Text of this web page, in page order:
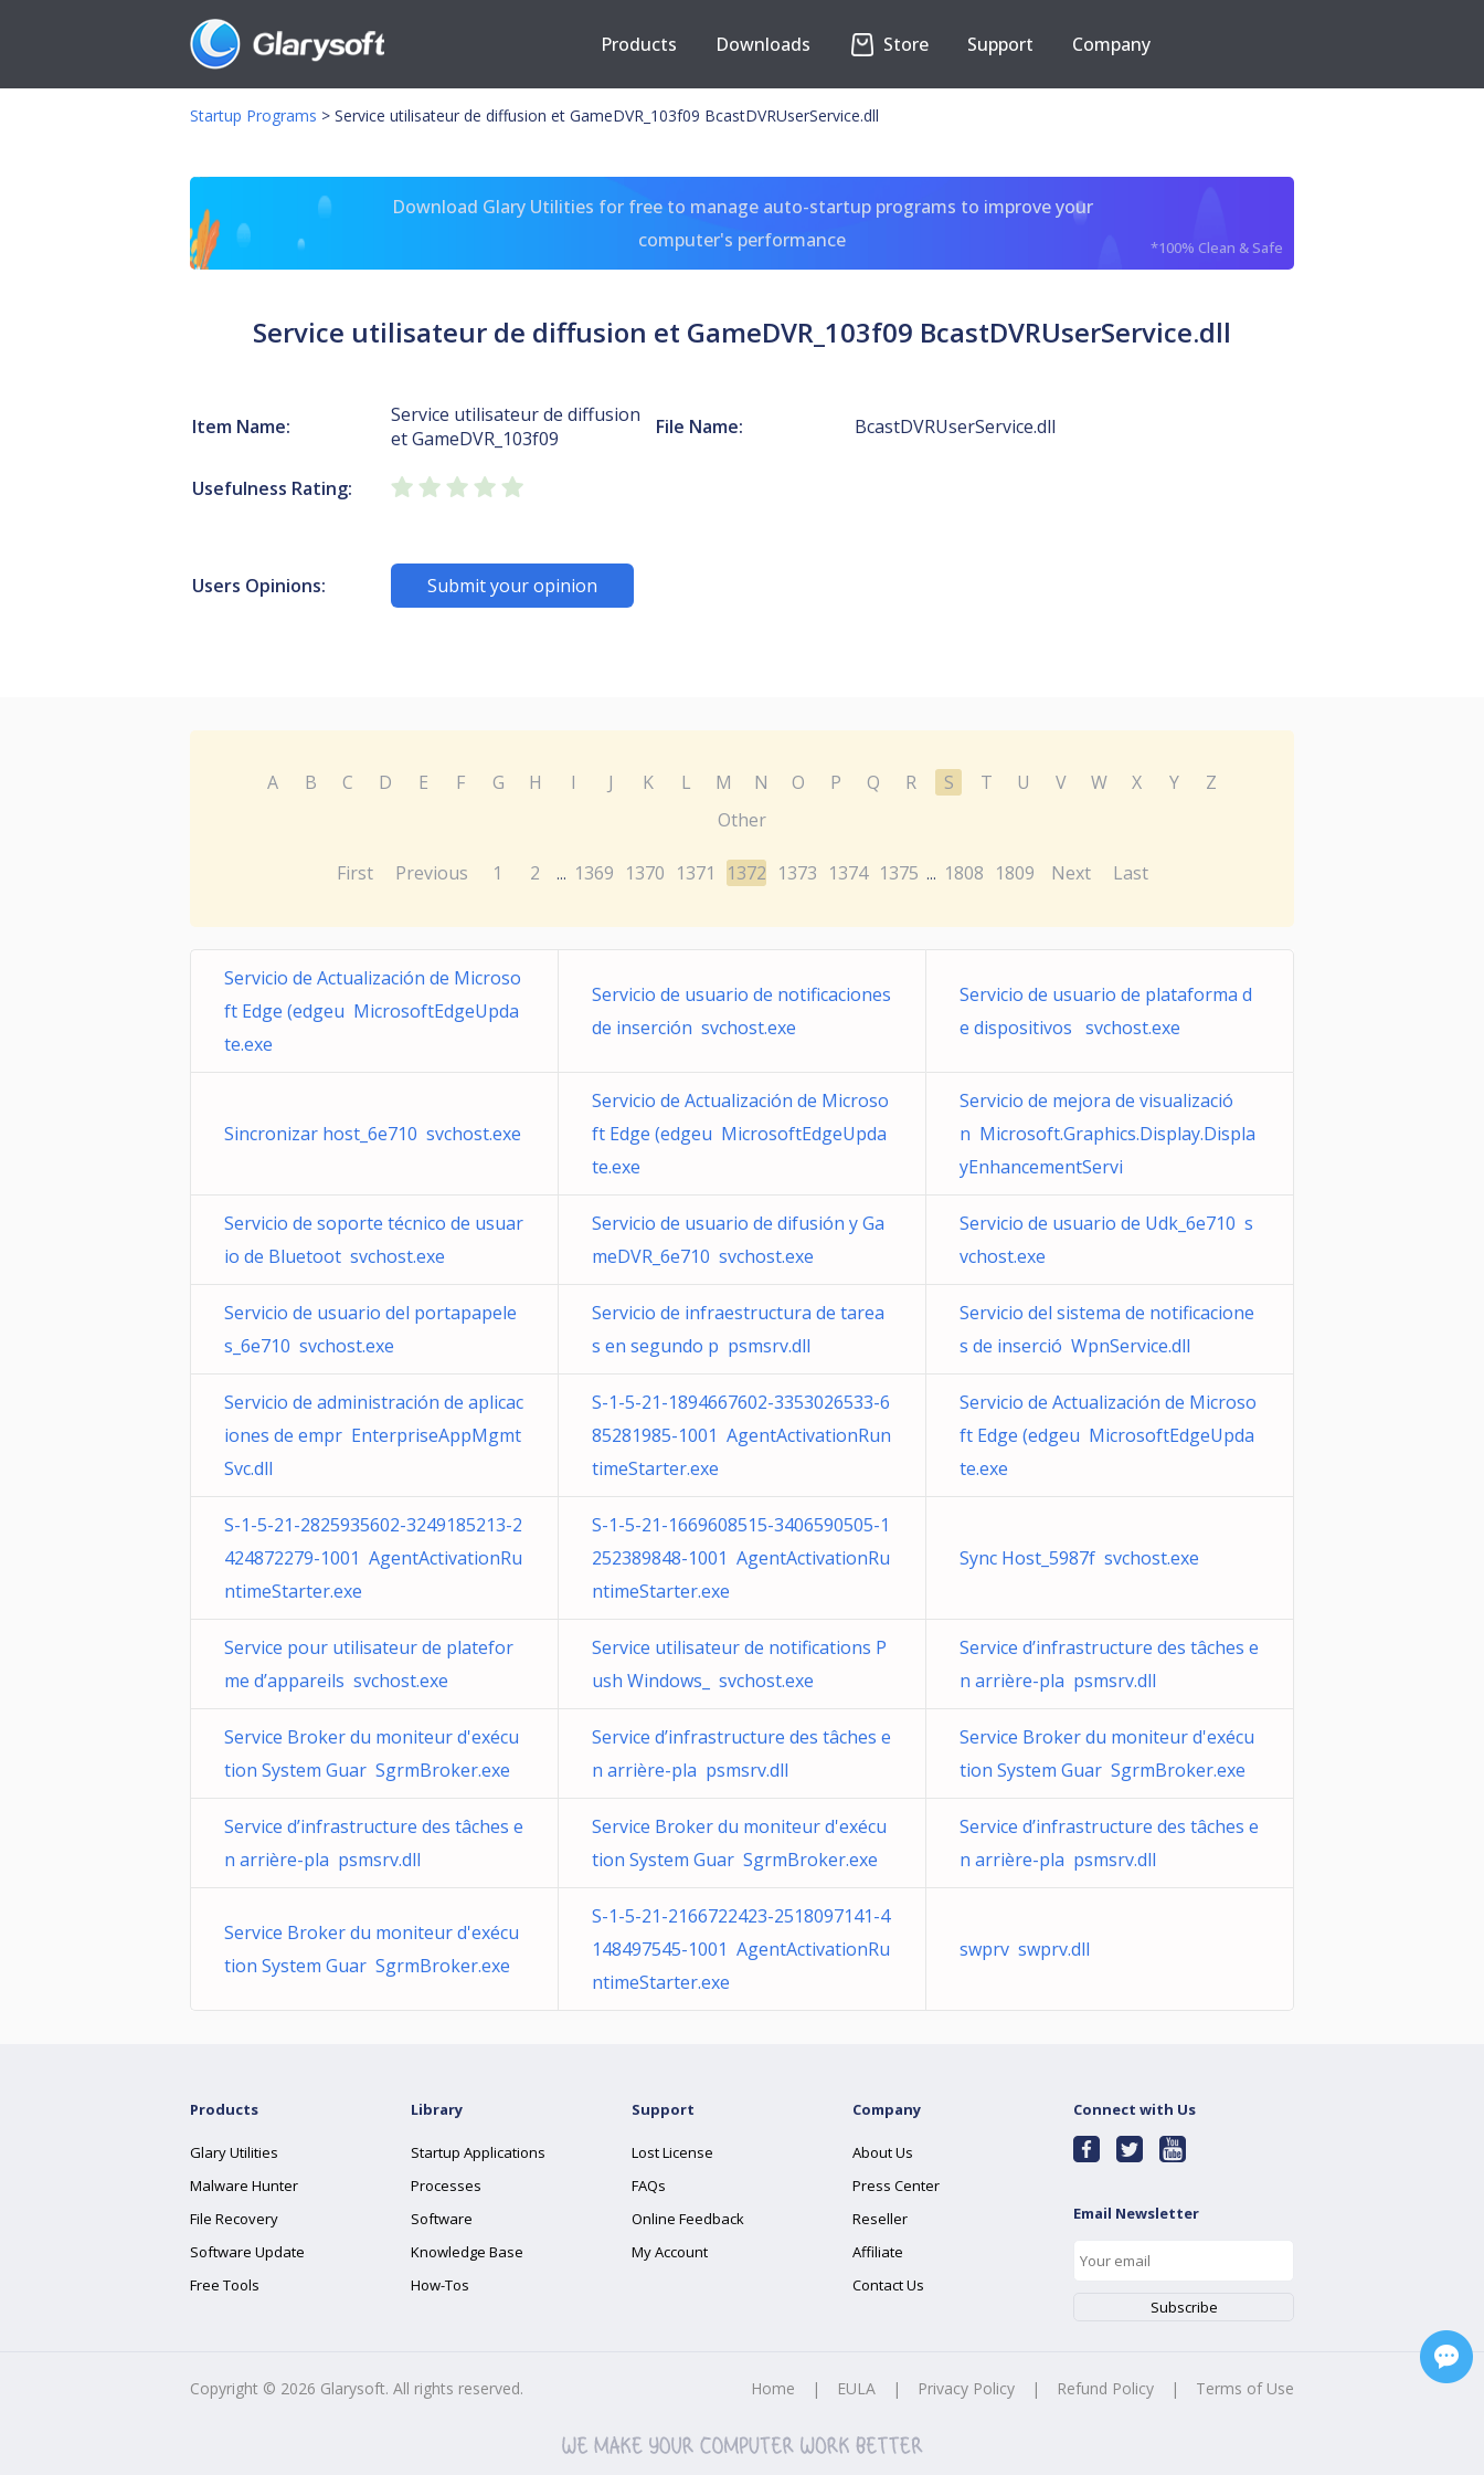
Products Downloads Store Support Company
Startup Programs > Service utilisateur de diffusion et GameDVR_103f09 BcastDVRUserService.dll
Download Glary Utilities for free to manage auto-startup programs to improve your
computer's performance
*100% Clean & Safe
Service utilisateur de diffusion et GameDVR_103f09 BcastDVRUserService.dll
Item Name:
Service utilisateur de diffusion
et GameDVR_103f09
File Name: BcastDVRUserService.dll
Usefulness Rating:
Users Opinions: Submit your opinion
A B C D E F G H I J K L M N O P Q R S T U V W X Y
Z
Other
First Previous 1 2 ... 1369 1370 1371 1372 1373 1374 1375 ... 1808 1809 Next Last
Servicio de Actualización de Microso
ft Edge (edgeu MicrosoftEdgeUpda
te.exe
Servicio de usuario de notificaciones
de inserción svchost.exe
Servicio de usuario de plataforma d
e dispositivos svchost.exe
Sincronizar host_6e710 svchost.exe
Servicio de Actualización de Microso
ft Edge (edgeu MicrosoftEdgeUpda
te.exe
Servicio de mejora de visualizació
n Microsoft.Graphics.Display.Displa
yEnhancementServi
Servicio de soporte técnico de usuar
io de Bluetoot svchost.exe
Servicio de usuario de difusión y Ga
meDVR_6e710 svchost.exe
Servicio de usuario de Udk_6e710 s
vchost.exe
Servicio de usuario del portapapele
s_6e710 svchost.exe
Servicio de infraestructura de tarea
s en segundo p psmsrv.dll
Servicio del sistema de notificacione
s de inserció WpnService.dll
Servicio de administración de aplicac
iones de empr EnterpriseAppMgmt
Svc.dll
S-1-5-21-1894667602-3353026533-6
85281985-1001 AgentActivationRun
timeStarter.exe
Servicio de Actualización de Microso
ft Edge (edgeu MicrosoftEdgeUpda
te.exe
S-1-5-21-2825935602-3249185213-2
424872279-1001 AgentActivationRu
ntimeStarter.exe
S-1-5-21-1669608515-3406590505-1
252389848-1001 AgentActivationRu
ntimeStarter.exe
Sync Host_5987f svchost.exe
Service pour utilisateur de platefor
me d’appareils svchost.exe
Service utilisateur de notifications P
ush Windows_ svchost.exe
Service d’infrastructure des tâches e
n arrière-pla psmsrv.dll
Service Broker du moniteur d'exécu
tion System Guar SgrmBroker.exe
Service d’infrastructure des tâches e
n arrière-pla psmsrv.dll
Service Broker du moniteur d'exécu
tion System Guar SgrmBroker.exe
Service d’infrastructure des tâches e
n arrière-pla psmsrv.dll
Service Broker du moniteur d'exécu
tion System Guar SgrmBroker.exe
Service d’infrastructure des tâches e
n arrière-pla psmsrv.dll
Service Broker du moniteur d'exécu
tion System Guar SgrmBroker.exe
S-1-5-21-2166722423-2518097141-4
148497545-1001 AgentActivationRu
ntimeStarter.exe
swprv swprv.dll
Products
Glary Utilities
Malware Hunter
File Recovery
Software Update
Free Tools
Library
Startup Applications
Processes
Software
Knowledge Base
How-Tos
Support
Lost License
FAQs
Online Feedback
My Account
Company
About Us
Press Center
Reseller
Affiliate
Contact Us
Connect with Us
Email Newsletter
Copyright © 2026 Glarysoft. All rights reserved. Home | EULA | Privacy Policy | Refund Policy | Terms of Use